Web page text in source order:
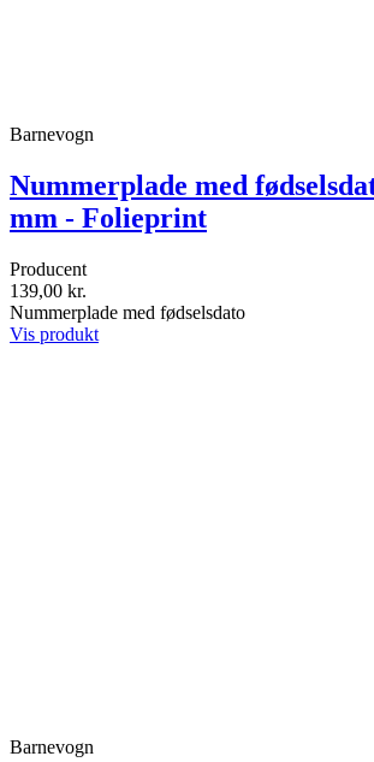
Barnevogn
Nummerplade med
mm - Folieprint
Producent
139,00 kr.
Nummerplade med fødselsdato
Vis produkt
Barnevogn